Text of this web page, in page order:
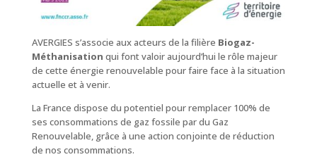
AVERGIES s’associe aux acteurs de la filière Biogaz-
Méthanisation qui font valoir aujourd’hui le rôle majeur
de cette énergie renouvelable pour faire face à la situation
actuelle et à venir.
La France dispose du potentiel pour remplacer 100% de
ses consommations de gaz fossile par du Gaz
Renouvelable, grâce à une action conjointe de réduction
de nos consommations.